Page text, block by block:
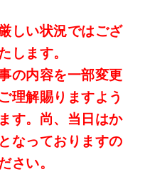
しい状況ではござ
します。
の内容を一部変更
理解賜りますよう
す。 尚、当日はか
なっておりますの
さい。